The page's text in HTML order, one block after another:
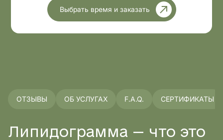
Выбрать время и заказать
ОТЗЫВЫ ОБ УСЛУГАХ F.A.Q. СЕРТИФИКАТЫ
Липидограмма — что это